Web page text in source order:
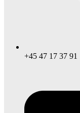
+45 47 17 37 91